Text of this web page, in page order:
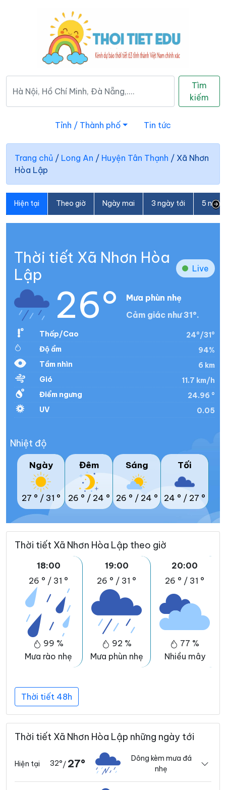
Tìm
kiếm
Tỉnh / Thành phố Tin tức
Trang chủ / Long An / Huyện Tân Thạnh / Xã Nhơn
Hòa Lập
Hiện tại Theo giờ Ngày mai 3 ngày tới 5
Thời tiết Xã Nhơn Hòa
Lập
Live
26°
Mưa phùn nhẹ
Cảm giác như 31°.
Thấp/Cao
24°/31°
Độ ẩm
94%
Tầm nhìn
6 km
Gió
11.7 km/h
Điểm ngưng
24.96 °
UV
0.05
Nhiệt độ
Ngày
27 ° / 31 °
Đêm
26 ° / 24 °
Sáng
26 ° / 24 °
Tối
24 ° / 27 °
Thời tiết Xã Nhơn Hòa Lập theo giờ
18:00
26 ° / 31 °
99 %
Mưa rào nhẹ
19:00
26 ° / 31 °
92 %
Mưa phùn nhẹ
20:00
26 ° / 31 °
77 %
Nhiều mây
Thời tiết 48h
Thời tiết Xã Nhơn Hòa Lập những ngày tới
Hiện tại 32°/ 27°
Dông kèm mưa đá
nhẹ